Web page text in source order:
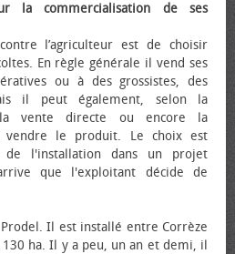
la commercialisation de ses
l’agriculteur est de choisir
En règle générale il vend ses
ou à des grossistes, des
il peut également, selon la
vente directe ou encore la
vendre le produit. Le choix est
l'installation dans un projet
que l'exploitant décide de
Il est installé entre Corrèze
ha. Il y a peu, un an et demi, il